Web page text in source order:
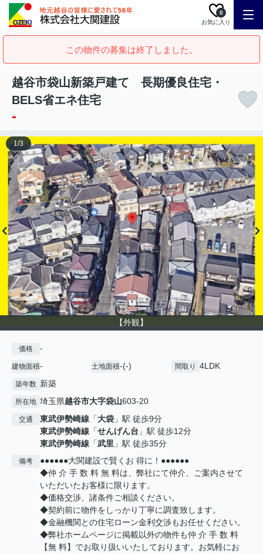
お気に入り
0
この物件の募集は終了しました。
越谷市袋山新築戸建て 長期優良住宅・
BELS省エネ住宅
-
【外観】
1/3
価格 -
建物面積- 土地面積-(-) 間取り 4LDK
築年数 新築
所在地 埼玉県越谷市大字袋山603-20
交通 東武伊勢崎線 「大袋 」駅 徒歩9分
東武伊勢崎線 「せんげん台 」駅 徒歩12分
東武伊勢崎線 「武里 」駅 徒歩35分
備考
●●●●●●大関建設で賢くお 得に！●●●●●●
◆仲 介 手 数 料 無 料は、弊社にて仲介、ご案内させて
いただいたお客様に限ります。
◆価格交渉、諸条件ご相談ください。
◆契約前に物件をしっかり丁寧に調査致します。
◆金融機関との住宅ローン金利交渉もお任せください。
◆弊社ホームページに掲載以外の物件も仲 介 手 数 料
【無 料】でお取り扱いいたしております。お気軽にお